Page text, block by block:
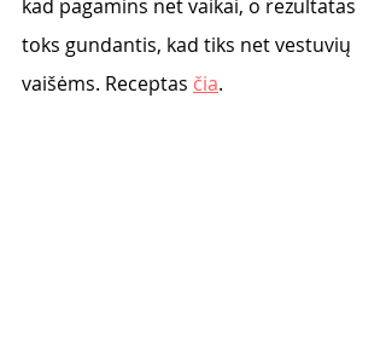
kad pagamins net vaikai, o rezultatas
toks gundantis, kad tiks net vestuvių
vaišėms. Receptas čia.